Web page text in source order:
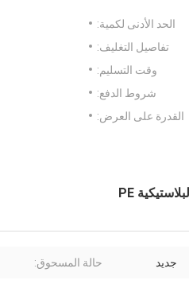
الحد الأدنى لكمية:
تفاصيل التغليف:
وقت التسليم:
شروط الدفع:
القدرة على العرض:
جديد حالة المسحوق: